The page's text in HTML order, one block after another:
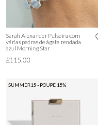
Sarah Alexander Pulseira com
várias pedras de ágata rendada
azul Morning Star
£115.00
SUMMER15 - POUPE 15%